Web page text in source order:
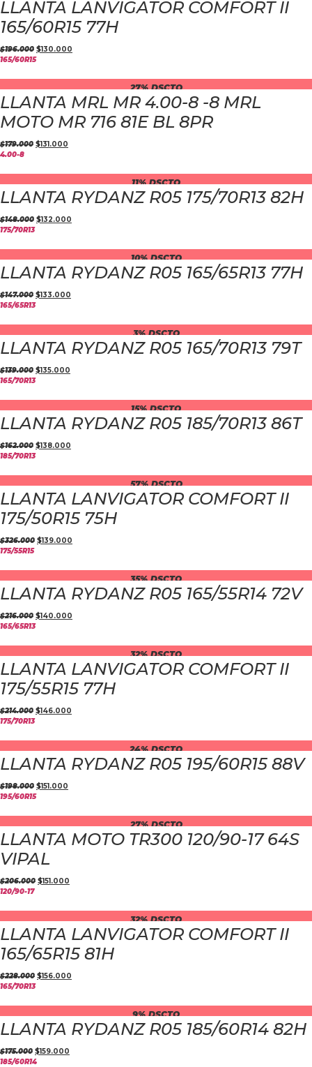
LLANTA LANVIGATOR COMFORT II
165/60R15 77H
$196.000 $130.000
165/60R15
27% DSCTO
LLANTA MRL MR 4.00-8 -8 MRL
MOTO MR 716 81E BL 8PR
$179.000 $131.000
4.00-8
11% DSCTO
LLANTA RYDANZ R05 175/70R13 82H
$148.000 $132.000
175/70R13
10% DSCTO
LLANTA RYDANZ R05 165/65R13 77H
$147.000 $133.000
165/65R13
3% DSCTO
LLANTA RYDANZ R05 165/70R13 79T
$139.000 $135.000
165/70R13
15% DSCTO
LLANTA RYDANZ R05 185/70R13 86T
$162.000 $138.000
185/70R13
57% DSCTO
LLANTA LANVIGATOR COMFORT II
175/50R15 75H
$326.000 $139.000
175/55R15
35% DSCTO
LLANTA RYDANZ R05 165/55R14 72V
$216.000 $140.000
165/65R13
32% DSCTO
LLANTA LANVIGATOR COMFORT II
175/55R15 77H
$214.000 $146.000
175/70R13
24% DSCTO
LLANTA RYDANZ R05 195/60R15 88V
$198.000 $151.000
195/60R15
27% DSCTO
LLANTA MOTO TR300 120/90-17 64S
VIPAL
$206.000 $151.000
120/90-17
32% DSCTO
LLANTA LANVIGATOR COMFORT II
165/65R15 81H
$228.000 $156.000
165/70R13
9% DSCTO
LLANTA RYDANZ R05 185/60R14 82H
$175.000 $159.000
185/60R14